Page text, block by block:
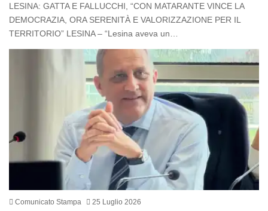
LESINA: GATTA E FALLUCCHI, “CON MATARANTE VINCE LA
DEMOCRAZIA, ORA SERENITÀ E VALORIZZAZIONE PER IL
TERRITORIO” ​LESINA – “Lesina aveva un…
Comunicato Stampa 25 Luglio 2026